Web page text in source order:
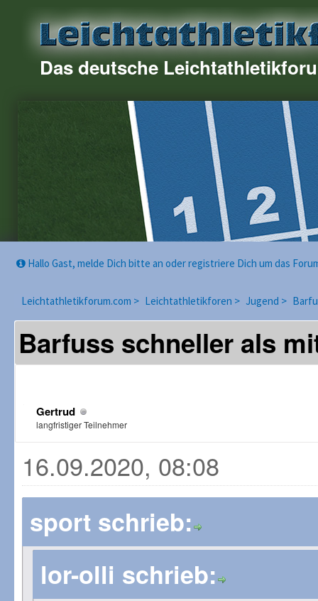
Das deutsche
Hallo Gast, melde Dich bitte an oder registriere Dich um das
Leichtathletikforum.com > Leichtathletikforen > Jugend >
Barfuss schneller als
Gertrud
langfristiger Teilnehmer
16.09.2020, 08:08
sport schrieb:
lor-olli schrieb: